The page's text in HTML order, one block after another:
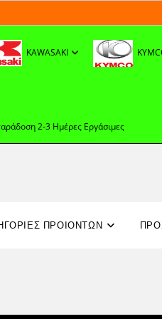
KAWASAKI
2-3 Ημέρες Εργάσιμες
ΠΡΟΙΟΝΤΩΝ